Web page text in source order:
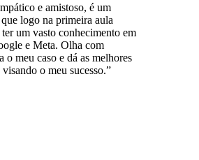
e amistoso, é um
logo na primeira aula
um vasto conhecimento em
e Meta. Olha com
o meu caso e dá as melhores
o meu sucesso.”